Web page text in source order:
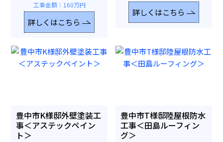
工事金額：160万円
詳しくはこちら
詳しくはこちら
豊中市K様邸外壁塗装工
事＜アステックペイン
ト＞
豊中市T様邸陸屋根防水
工事＜田島ルーフィン
グ＞